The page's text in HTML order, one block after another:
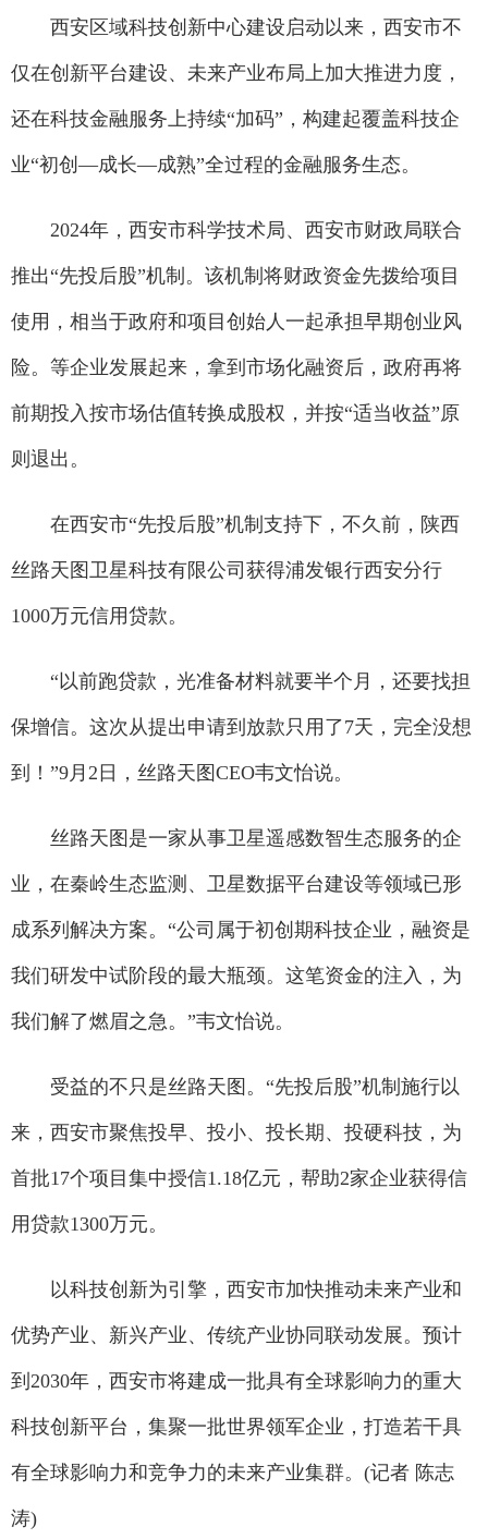
西安区域科技创新中心建设启动以来，西安市不
仅在创新平台建设、未来产业布局上加大推进力度，
还在科技金融服务上持续“加码”，构建起覆盖科技企
业“初创—成长—成熟”全过程的金融服务生态。
2024年，西安市科学技术局、西安市财政局联合
推出“先投后股”机制。该机制将财政资金先拨给项目
使用，相当于政府和项目创始人一起承担早期创业风
险。等企业发展起来，拿到市场化融资后，政府再将
前期投入按市场估值转换成股权，并按“适当收益”原
则退出。
在西安市“先投后股”机制支持下，不久前，陕西
丝路天图卫星科技有限公司获得浦发银行西安分行
1000万元信用贷款。
“以前跑贷款，光准备材料就要半个月，还要找担
保增信。这次从提出申请到放款只用了7天，完全没想
到！”9月2日，丝路天图CEO韦文怡说。
丝路天图是一家从事卫星遥感数智生态服务的企
业，在秦岭生态监测、卫星数据平台建设等领域已形
成系列解决方案。“公司属于初创期科技企业，融资是
我们研发中试阶段的最大瓶颈。这笔资金的注入，为
我们解了燃眉之急。”韦文怡说。
受益的不只是丝路天图。“先投后股”机制施行以
来，西安市聚焦投早、投小、投长期、投硬科技，为
首批17个项目集中授信1.18亿元，帮助2家企业获得信
用贷款1300万元。
以科技创新为引擎，西安市加快推动未来产业和
优势产业、新兴产业、传统产业协同联动发展。预计
到2030年，西安市将建成一批具有全球影响力的重大
科技创新平台，集聚一批世界领军企业，打造若干具
有全球影响力和竞争力的未来产业集群。(记者 陈志
涛)